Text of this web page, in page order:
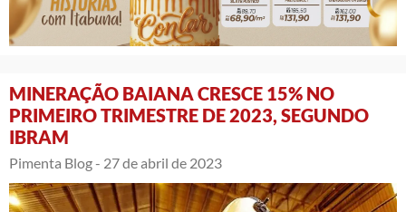
MINERAÇÃO BAIANA CRESCE 15% NO
PRIMEIRO TRIMESTRE DE 2023, SEGUNDO
IBRAM
Pimenta Blog - 27 de abril de 2023